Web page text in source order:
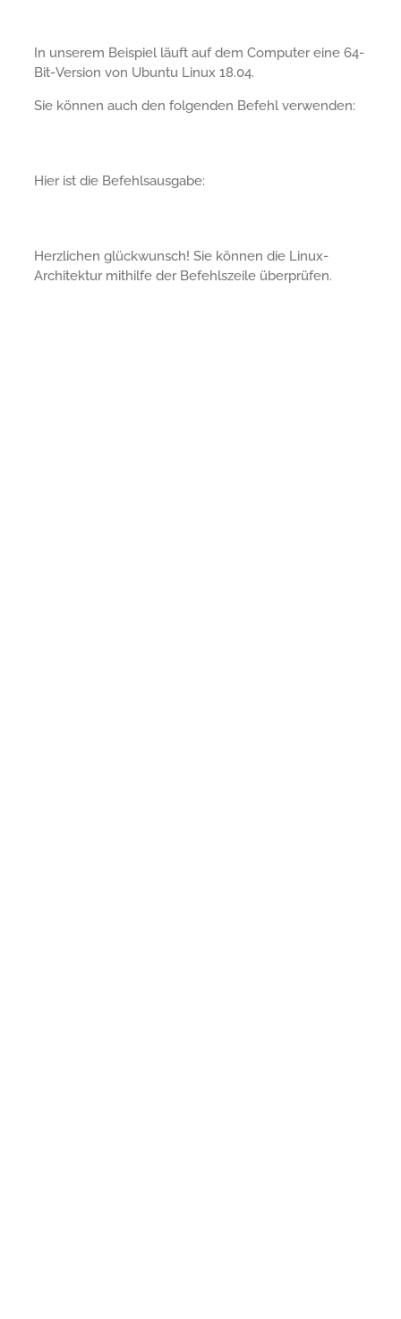
In unserem Beispiel läuft auf dem Computer eine 64-
Bit-Version von Ubuntu Linux 18.04.
Sie können auch den folgenden Befehl verwenden:
Hier ist die Befehlsausgabe:
Herzlichen glückwunsch! Sie können die Linux-
Architektur mithilfe der Befehlszeile überprüfen.